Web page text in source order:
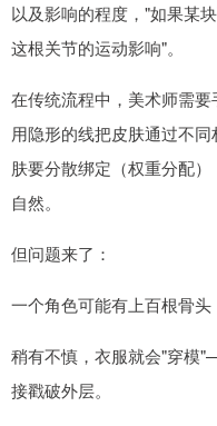
以及影响的程度，"如果某
这根关节的运动影响"。
在传统流程中，美术师需
用隐形的线把皮肤通过不
肤要分散绑定（权重分配
自然。
但问题来了：
一个角色可能有上百根骨
稍有不慎，衣服就会"穿模
接戳破外层。